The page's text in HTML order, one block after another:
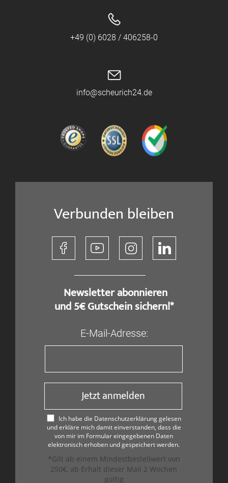
+49 (0) 6028 / 406258-0
info@scheurich24.de
Verbunden bleiben
​ Newsletter abonnieren
und 5€ Gutschein sichern!*
E-Mail-Adresse:
Jetzt anmelden
Ich habe die Datenschutzerklärung gelesen
und erkläre mich damit einverstanden, dass die
von mir im Formular eingegebenen Daten
elektronisch erhoben und gespeichert werden.
*Gilt ab einem Mindestbestellwert von
250€, ab Erhalt dieser Mail 2 Wochen
gültig